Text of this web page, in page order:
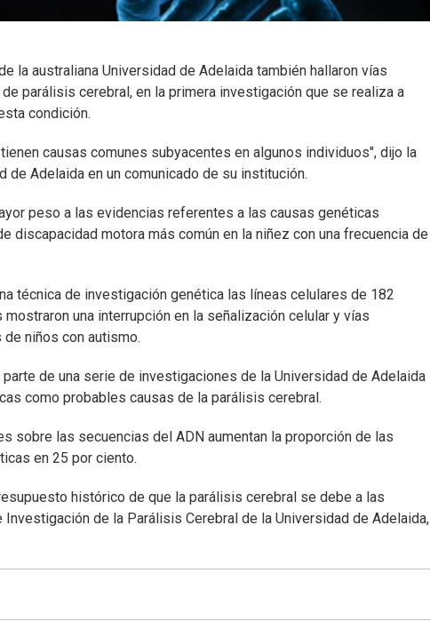
la australiana Universidad de Adelaida también hallaron vías
parálisis cerebral, en la primera investigación que se realiza a
condición.
causas comunes subyacentes en algunos individuos", dijo la
de Adelaida en un comunicado de su institución.
peso a las evidencias referentes a las causas genéticas
discapacidad motora más común en la niñez con una frecuencia de
técnica de investigación genética las líneas celulares de 182
una interrupción en la señalización celular y vías
niños con autismo.
de una serie de investigaciones de la Universidad de Adelaida
como probables causas de la parálisis cerebral.
las secuencias del ADN aumentan la proporción de las
en 25 por ciento.
histórico de que la parálisis cerebral se debe a las
de la Parálisis Cerebral de la Universidad de Adelaida,